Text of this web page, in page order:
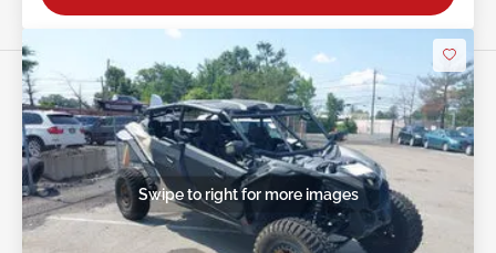
Swipe to right for more images